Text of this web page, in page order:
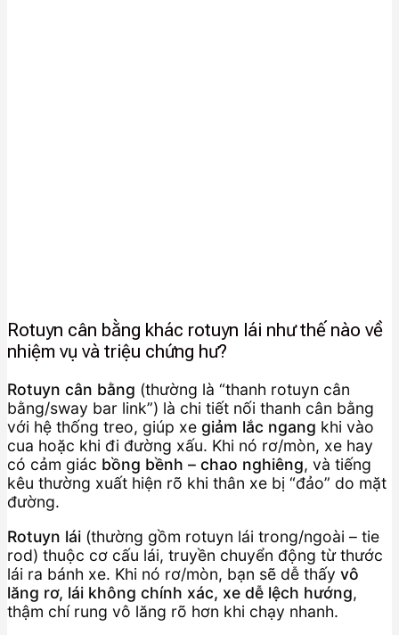
Rotuyn cân bằng khác rotuyn lái như thế nào về
nhiệm vụ và triệu chứng hư?
Rotuyn cân bằng (thường là “thanh rotuyn cân
bằng/sway bar link”) là chi tiết nối thanh cân bằng
với hệ thống treo, giúp xe giảm lắc ngang khi vào
cua hoặc khi đi đường xấu. Khi nó rơ/mòn, xe hay
có cảm giác bồng bềnh – chao nghiêng, và tiếng
kêu thường xuất hiện rõ khi thân xe bị “đảo” do mặt
đường.
Rotuyn lái (thường gồm rotuyn lái trong/ngoài – tie
rod) thuộc cơ cấu lái, truyền chuyển động từ thước
lái ra bánh xe. Khi nó rơ/mòn, bạn sẽ dễ thấy vô
lăng rơ, lái không chính xác, xe dễ lệch hướng,
thậm chí rung vô lăng rõ hơn khi chạy nhanh.